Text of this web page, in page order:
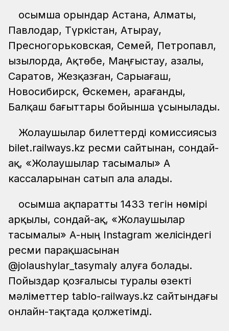
Қосымша орындар Астана, Алматы,
Павлодар, Түркістан, Атырау,
Пресногорьковская, Семей, Петропавл,
Қызылорда, Ақтөбе, Маңғыстау, Қазалы,
Саратов, Жезқазған, Сарыағаш,
Новосибирск, Өскемен, Қарағанды,
Балқаш бағыттары бойынша ұсынылады.
Жолаушылар билеттерді комиссиясыз
bilet.railways.kz ресми сайтынан, сондай-
ақ, «Жолаушылар тасымалы» АҚ
кассаларынан сатып ала алады.
Қосымша ақпаратты 1433 тегін нөмірі
арқылы, сондай-ақ, «Жолаушылар
тасымалы» АҚ-ның Instagram желісіндегі
ресми парақшасынан
@jolaushylar_tasymaly алуға болады.
Пойыздар қозғалысы туралы өзекті
мәліметтер tablo-railways.kz сайтындағы
онлайн-тақтада қолжетімді.